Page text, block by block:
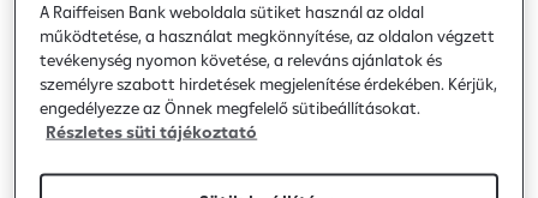
Tisztelt Ügyfelünk!
Örömmel értesítjük, hogy immár a myRaiffeisen
mobilalkalmazásban is kezdeményezhető a bankkártya
ApplePay fizetési megoldásba történő regisztrációja.
Indítsa el Apple Pay kártya digitalizációját a myRaiffeisen
A Raiffeisen Bank weboldala sütiket használ az oldal
működtetése, a használat megkönnyítése, az oldalon végzett
tevékenység nyomon követése, a releváns ajánlatok és
személyre szabott hirdetések megjelenítése érdekében. Kérjük,
engedélyezze az Önnek megfelelő sütibeállításokat.
Részletes süti tájékoztató